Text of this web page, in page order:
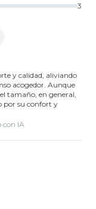
3
y calidad, aliviando
acogedor. Aunque
tamaño, en general,
por su confort y
con IA